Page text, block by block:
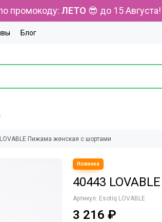
промокоду: ЛЕТО 😎 до 15 Августа!
Блог
Пижама женская с шортами
40443
Артикул: Esotiq LOVABLE
3 216 ₽